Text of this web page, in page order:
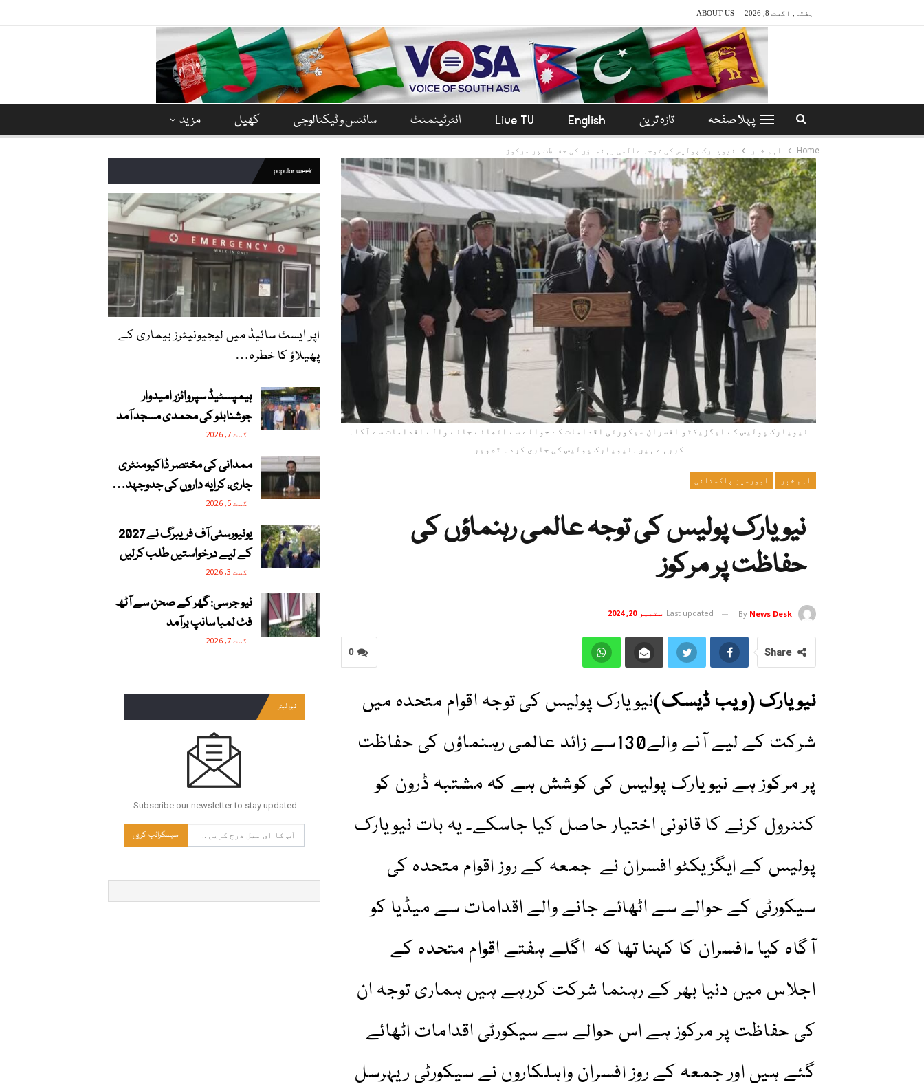
ہفتہ, اگست 8, 2026 ABOUT US
پہلا صفحہ تازہ ترین English
Live TV انٹرٹینمنٹ سائنس و ٹیکنالوجی کھیل مزید
Home اہم خبر نیویارک پولیس کی توجہ عالمی رہنماؤں کی حفاظت پر مرکوز
نیویارک پولیس کے ایگزیکٹو افسران سیکورٹی اقدامات کے حوالے سے اٹھائے جانے والے اقدامات سے آگاہ
کررہے ہیں۔نیویارک پولیس کی جاری کردہ تصویر
اہم خبر اوورسیز پاکستانی
نیویارک پولیس کی توجہ عالمی رہنماؤں کی
حفاظت پر مرکوز
By News Desk
Last updated ستمبر 20, 2024
0 Share
نیویارک (ویب ڈیسک)نیویارک پولیس کی توجہ اقوام متحدہ میں
شرکت کے لیے آنے والے130سے زائد عالمی رہنماؤں کی حفاظت
پر مرکوز ہے نیویارک پولیس کی کوشش ہے کہ مشتبہ ڈرون کو
کنٹرول کرنے کا قانونی اختیار حاصل کیا جاسکے۔ یہ بات نیویارک
پولیس کے ایگزیکٹو افسران نے جمعہ کے روز اقوام متحدہ کی
سیکورٹی کے حوالے سے اٹھائے جانے والے اقدامات سے میڈیا کو
آگاہ کیا ۔افسران کا کہنا تھا کہ اگلے ہفتے اقوام متحدہ کے
اجلاس میں دنیا بھر کے رہنما شرکت کررہے ہیں ہماری توجہ ان
کی حفاظت پر مرکوز ہے اس حوالے سے سیکورٹی اقدامات اٹھائے
گئے ہیں اور جمعہ کے روز افسران واہلکاروں نے سیکورٹی ریہرسل
popular week
اپر ایسٹ سائیڈ میں لیجیونیئرز بیماری کے
پھیلاؤ کا خطرہ…
ہیمپسٹیڈ سپروائزر امیدوار
جوشنابلو کی محمدی مسجد آمد
اگست 7, 2026
ممدانی کی مختصر ڈاکیومنٹری
جاری، کرایہ داروں کی جدوجہد…
اگست 5, 2026
یونیورسٹی آف فریبرگ نے 2027
کے لیے درخواستیں طلب کرلیں
اگست 3, 2026
نیو جرسی: گھر کے صحن سے آٹھ
فٹ لمبا سانپ برآمد
اگست 7, 2026
نیوز لیٹر
Subscribe our newsletter to stay updated.
سبسکرائب کریں